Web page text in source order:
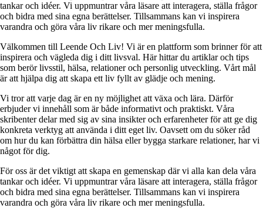
tankar och idéer. Vi uppmuntrar våra läsare att interagera, ställa frågor
och bidra med sina egna berättelser. Tillsammans kan vi inspirera
varandra och göra våra liv rikare och mer meningsfulla.
Välkommen till Leende Och Liv! Vi är en plattform som brinner för att
inspirera och vägleda dig i ditt livs­val. Här hittar du artiklar och tips
som berör livsstil, hälsa, relationer och personlig utveckling. Vårt mål
är att hjälpa dig att skapa ett liv fyllt av glädje och mening.
Vi tror att varje dag är en ny möjlighet att växa och lära. Därför
erbjuder vi innehåll som är både informativt och praktiskt. Våra
skribenter delar med sig av sina insikter och erfarenheter för att ge dig
konkreta verktyg att använda i ditt eget liv. Oavsett om du söker råd
om hur du kan förbättra din hälsa eller bygga starkare relationer, har vi
något för dig.
För oss är det viktigt att skapa en gemenskap där vi alla kan dela våra
tankar och idéer. Vi uppmuntrar våra läsare att interagera, ställa frågor
och bidra med sina egna berättelser. Tillsammans kan vi inspirera
varandra och göra våra liv rikare och mer meningsfulla.